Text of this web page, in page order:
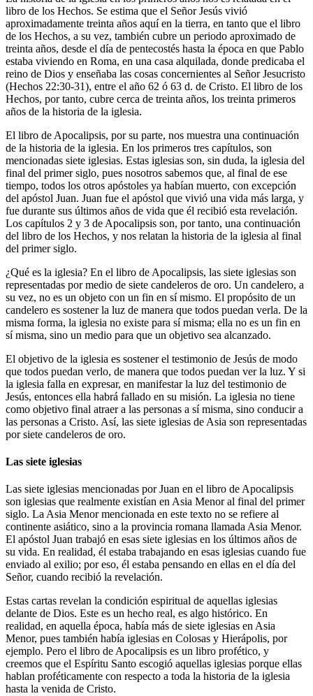
libro de los Hechos. Se estima que el Señor Jesús vivió
aproximadamente treinta años aquí en la tierra, en tanto que el libro
de los Hechos, a su vez, también cubre un periodo aproximado de
treinta años, desde el día de pentecostés hasta la época en que Pablo
estaba viviendo en Roma, en una casa alquilada, donde predicaba el
reino de Dios y enseñaba las cosas concernientes al Señor Jesucristo
(Hechos 22:30-31), entre el año 62 ó 63 d. de Cristo. El libro de los
Hechos, por tanto, cubre cerca de treinta años, los treinta primeros
años de la historia de la iglesia.
El libro de Apocalipsis, por su parte, nos muestra una continuación
de la historia de la iglesia. En los primeros tres capítulos, son
mencionadas siete iglesias. Estas iglesias son, sin duda, la iglesia del
final del primer siglo, pues nosotros sabemos que, al final de ese
tiempo, todos los otros apóstoles ya habían muerto, con excepción
del apóstol Juan. Juan fue el apóstol que vivió una vida más larga, y
fue durante sus últimos años de vida que él recibió esta revelación.
Los capítulos 2 y 3 de Apocalipsis son, por tanto, una continuación
del libro de los Hechos, y nos relatan la historia de la iglesia al final
del primer siglo.
¿Qué es la iglesia? En el libro de Apocalipsis, las siete iglesias son
representadas por medio de siete candeleros de oro. Un candelero, a
su vez, no es un objeto con un fin en sí mismo. El propósito de un
candelero es sostener la luz de manera que todos puedan verla. De la
misma forma, la iglesia no existe para sí misma; ella no es un fin en
sí misma, sino un medio para que un objetivo sea alcanzado.
El objetivo de la iglesia es sostener el testimonio de Jesús de modo
que todos puedan verlo, de manera que todos puedan ver la luz. Y si
la iglesia falla en expresar, en manifestar la luz del testimonio de
Jesús, entonces ella habrá fallado en su misión. La iglesia no tiene
como objetivo final atraer a las personas a sí misma, sino conducir a
las personas a Cristo. Así, las siete iglesias de Asia son representadas
por siete candeleros de oro.
Las siete iglesias
Las siete iglesias mencionadas por Juan en el libro de Apocalipsis
son iglesias que realmente existían en Asia Menor al final del primer
siglo. La Asia Menor mencionada en este texto no se refiere al
continente asiático, sino a la provincia romana llamada Asia Menor.
El apóstol Juan trabajó en esas siete iglesias en los últimos años de
su vida. En realidad, él estaba trabajando en esas iglesias cuando fue
enviado al exilio; por eso, él estaba pensando en ellas en el día del
Señor, cuando recibió la revelación.
Estas cartas revelan la condición espiritual de aquellas iglesias
delante de Dios. Este es un hecho real, es algo histórico. En
realidad, en aquella época, había más de siete iglesias en Asia
Menor, pues también había iglesias en Colosas y Hierápolis, por
ejemplo. Pero el libro de Apocalipsis es un libro profético, y
creemos que el Espíritu Santo escogió aquellas iglesias porque ellas
hablan proféticamente con respecto a toda la historia de la iglesia
hasta la venida de Cristo.